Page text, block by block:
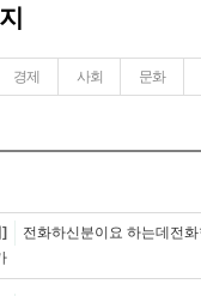
경제 사회 문화
전화하신분이요 하는데전